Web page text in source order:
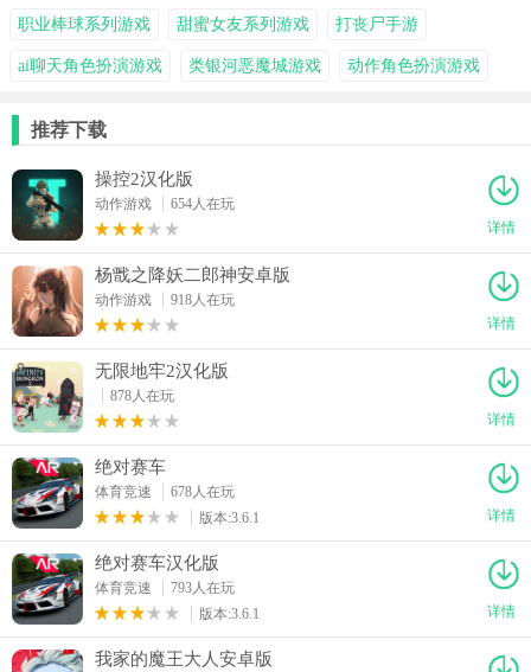
职业棒球系列游戏 甜蜜女友系列游戏 打丧尸手游
ai聊天角色扮演游戏 类银河恶魔城游戏 动作角色扮演游戏
推荐下载
操控2汉化版
动作游戏
654人在玩
详情
杨戬之降妖二郎神安卓版
动作游戏
918人在玩
详情
无限地牢2汉化版
878人在玩
详情
绝对赛车
体育竞速
678人在玩
版本:3.6.1
详情
绝对赛车汉化版
体育竞速
793人在玩
版本:3.6.1
详情
我家的魔王大人安卓版